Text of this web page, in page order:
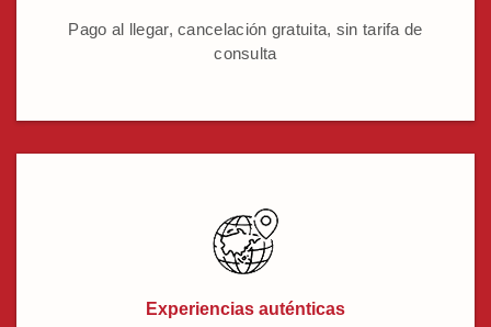
Pago al llegar, cancelación gratuita, sin tarifa de
consulta
Experiencias auténticas